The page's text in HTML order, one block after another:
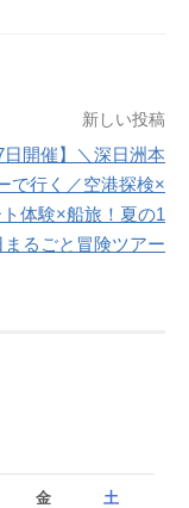
新しい投稿
日開催】＼深日洲本
で行く／空港探検×
体験×船旅！夏の1
まるごと冒険ツアー
金 土